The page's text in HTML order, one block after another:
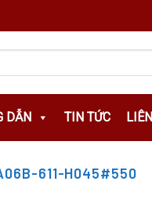
DẪN TIN TỨC
611-H045#550